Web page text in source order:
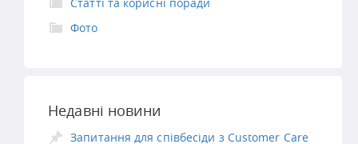
Статті та корисні поради
Фото
Недавні новини
Запитання для співбесіди з Customer Care